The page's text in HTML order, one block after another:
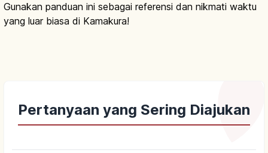
Gunakan panduan ini sebagai referensi dan nikmati waktu
yang luar biasa di Kamakura!
Pertanyaan yang Sering Diajukan